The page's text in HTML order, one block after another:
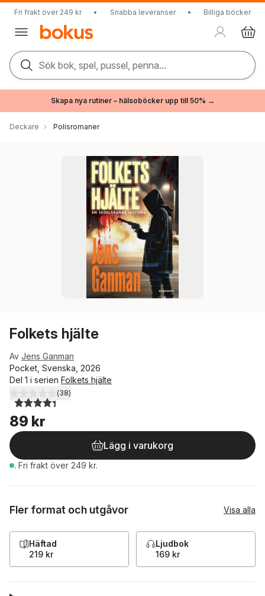
Fri frakt över 249 kr • Snabba leveranser • Billiga böcker
Sök bok, spel, pussel, penna...
Skapa nya rutiner – hälsoböcker upp till 50% →
Deckare Polisromaner
Folkets hjälte
Av Jens Ganman
Pocket, Svenska, 2026
Del 1 i serien Folkets hjälte
4,4utav 5 stjärnor. Totalt antal röster:
(38)
89 kr
Lägg i varukorg
. Fri frakt över 249 kr.
Fler format och utgåvor Visa alla
Häftad
219 kr
Ljudbok
169 kr